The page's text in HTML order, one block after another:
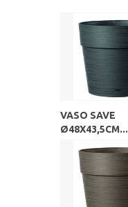
VASO SAVE
Ø48X43,5CM...